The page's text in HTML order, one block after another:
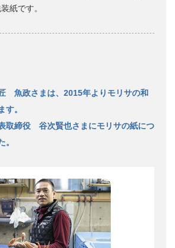
紙です。
魚政さまは、2015年よりモリサの和
す。
取締役 谷次賢也さまにモリサの紙につ
。